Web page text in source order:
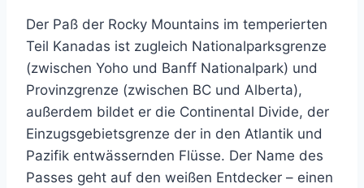
Der Paß der Rocky Mountains im temperierten
Teil Kanadas ist zugleich Nationalparksgrenze
(zwischen Yoho und Banff Nationalpark) und
Provinzgrenze (zwischen BC und Alberta),
außerdem bildet er die Continental Divide, der
Einzugsgebietsgrenze der in den Atlantik und
Pazifik entwässernden Flüsse. Der Name des
Passes geht auf den weißen Entdecker – einen